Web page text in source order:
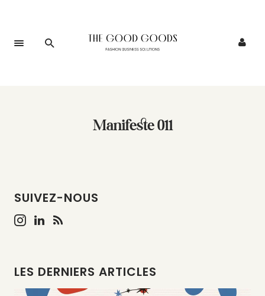
Manifeste 011
SUIVEZ-NOUS
LES DERNIERS ARTICLES